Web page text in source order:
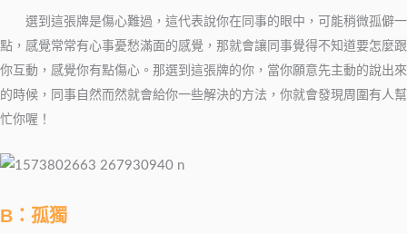
選到這張牌是傷心難過， 這代表說你在同事的眼中， 可能稍微孤僻一
點， 感覺常常有心事憂愁滿面的感覺， 那就會讓同事覺得不知道要怎麼跟
你互動， 感覺你有點傷心。 那選到這張牌的你， 當你願意先主動的說出來
的時候， 同事自然而然就會給你一些解決的方法， 你就會發現周圍有人幫
忙你喔！
B ：孤獨